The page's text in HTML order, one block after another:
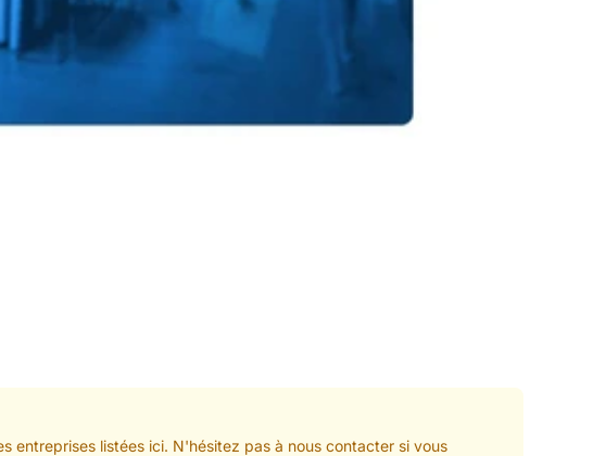
entreprises listées ici. N'hésitez pas à nous contacter si vous